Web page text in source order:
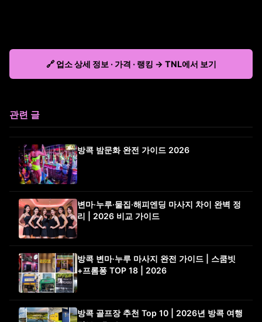
🔗 업소 상세 정보 · 가격 · 랭킹 → TNL에서 보기
관련 글
방콕 밤문화 완전 가이드 2026
변마·누루·물집·해피엔딩 마사지 차이 완벽 정
리 | 2026 비교 가이드
방콕 변마·누루 마사지 완전 가이드 | 스쿰빗
+프롬퐁 TOP 18 | 2026
방콕 골프장 추천 Top 10 | 2026년 방콕 여행